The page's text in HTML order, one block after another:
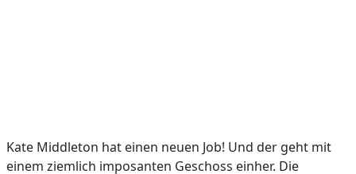
Kate Middleton hat einen neuen Job! Und der geht mit
einem ziemlich imposanten Geschoss einher. Die